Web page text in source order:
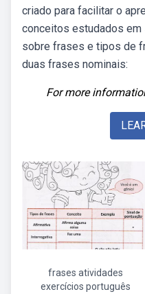
criado para facilitar o
conceitos estudados em
sobre frases e tipos de
duas frases nominais:
For more
frases atividades
exercícios português